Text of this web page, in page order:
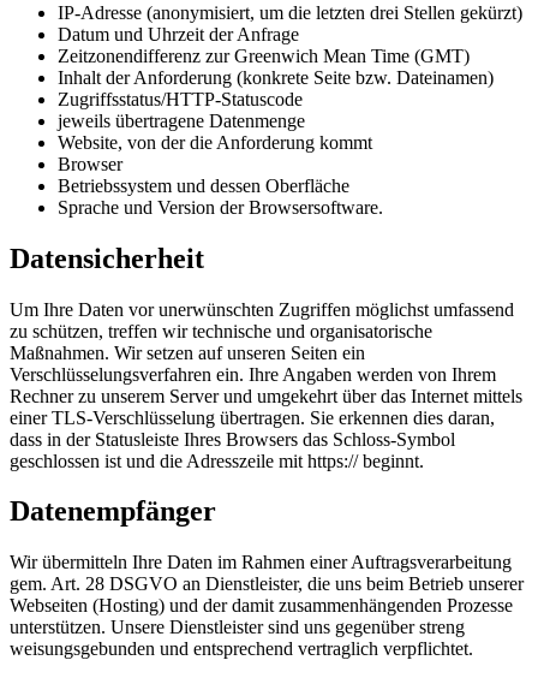
IP-Adresse (anonymisiert, um die letzten drei Stellen gekürzt)
Datum und Uhrzeit der Anfrage
Zeitzonendifferenz zur Greenwich Mean Time (GMT)
Inhalt der Anforderung (konkrete Seite bzw. Dateinamen)
Zugriffsstatus/HTTP-Statuscode
jeweils übertragene Datenmenge
Website, von der die Anforderung kommt
Browser
Betriebssystem und dessen Oberfläche
Sprache und Version der Browsersoftware.
Datensicherheit
Um Ihre Daten vor unerwünschten Zugriffen möglichst umfassend
zu schützen, treffen wir technische und organisatorische
Maßnahmen. Wir setzen auf unseren Seiten ein
Verschlüsselungsverfahren ein. Ihre Angaben werden von Ihrem
Rechner zu unserem Server und umgekehrt über das Internet mittels
einer TLS-Verschlüsselung übertragen. Sie erkennen dies daran,
dass in der Statusleiste Ihres Browsers das Schloss-Symbol
geschlossen ist und die Adresszeile mit https:// beginnt.
Datenempfänger
Wir übermitteln Ihre Daten im Rahmen einer Auftragsverarbeitung
gem. Art. 28 DSGVO an Dienstleister, die uns beim Betrieb unserer
Webseiten (Hosting) und der damit zusammenhängenden Prozesse
unterstützen. Unsere Dienstleister sind uns gegenüber streng
weisungsgebunden und entsprechend vertraglich verpflichtet.